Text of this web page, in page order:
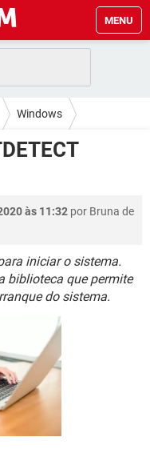
MENU
Windows
às 11:32 por Bruna de
iniciar o sistema.
biblioteca que permite
do sistema.